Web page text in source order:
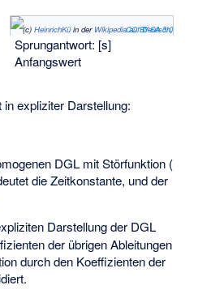
(c) HeinrichKüin der Wikipedia auf Deutsch,
CC BY-SA 3.0
Sprungantwort: [s]
Anfangswert
in expliziter Darstellung:
DGL mit Störfunktion (
die Zeitkonstante, undder
Darstellung der DGL
der übrigen Ableitungen
durch den Koeffizienten der